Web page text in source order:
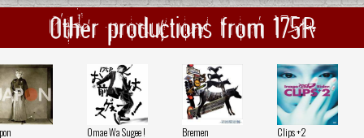
Other productions from 175R
Omae Wa Sugee ! Bremen Clips +2